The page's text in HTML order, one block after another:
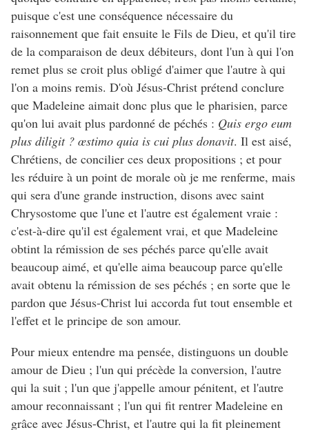
puisque c'est une conséquence nécessaire du
raisonnement que fait ensuite le Fils de Dieu, et qu'il tire
de la comparaison de deux débiteurs, dont l'un à qui l'on
remet plus se croit plus obligé d'aimer que l'autre à qui
l'on a moins remis. D'où Jésus-Christ prétend conclure
que Madeleine aimait donc plus que le pharisien, parce
qu'on lui avait plus pardonné de péchés : Quis ergo eum
plus diligit ? œstimo quia is cui plus donavit. Il est aisé,
Chrétiens, de concilier ces deux propositions ; et pour
les réduire à un point de morale où je me renferme, mais
qui sera d'une grande instruction, disons avec saint
Chrysostome que l'une et l'autre est également vraie :
c'est-à-dire qu'il est également vrai, et que Madeleine
obtint la rémission de ses péchés parce qu'elle avait
beaucoup aimé, et qu'elle aima beaucoup parce qu'elle
avait obtenu la rémission de ses péchés ; en sorte que le
pardon que Jésus-Christ lui accorda fut tout ensemble et
l'effet et le principe de son amour.
Pour mieux entendre ma pensée, distinguons un double
amour de Dieu ; l'un qui précède la conversion, l'autre
qui la suit ; l'un que j'appelle amour pénitent, et l'autre
amour reconnaissant ; l'un qui fit rentrer Madeleine en
grâce avec Jésus-Christ, et l'autre qui la fit pleinement